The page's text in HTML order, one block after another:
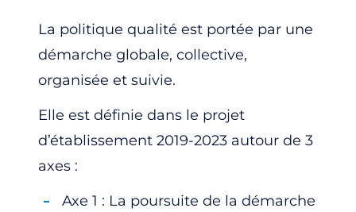
La politique qualité est portée par une
démarche globale, collective,
organisée et suivie.
Elle est définie dans le projet
d’établissement 2019-2023 autour de 3
axes :
Axe 1 : La poursuite de la démarche